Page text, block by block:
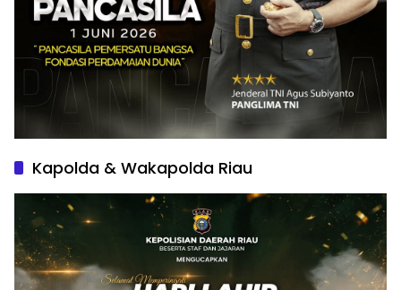
Kapolda & Wakapolda Riau